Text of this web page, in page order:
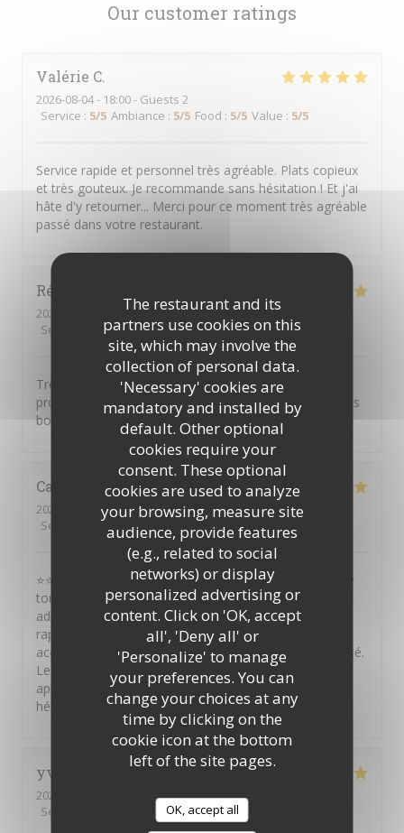
The restaurant and its
partners use cookies on this
site, which may involve the
collection of personal data.
'Necessary' cookies are
mandatory and installed by
default. Other optional
cookies require your
consent. These optional
cookies are used to analyze
your browsing, measure site
audience, provide features
(e.g., related to social
networks) or display
personalized advertising or
content. Click on 'OK, accept
all', 'Deny all' or
'Personalize' to manage
your preferences. You can
change your choices at any
time by clicking on the
cookie icon at the bottom
left of the site pages.
OK, accept all
Our customer ratings
Valérie C
2026-08-04- 18:00 - Guests 2
Service : 5/5 Ambiance : 5/5 Food : 5/5 Value : 5/5
Service rapide et personnel très agréable. Plats copieux
et très gouteux. Je recommande sans hésitation ! Et j'ai
hâte d'y retourner... Merci pour ce moment très agréable
passé dans votre restaurant.
Régine
2026-08-05
- 12:30 - Guests 7
Service
/5 Ambiance :5/5 Food: 5/5 Value:5/5
Très bon restaurant, le personnel est bienveillant et
professionnel. Merci encore pour cet accueil et pour les
bons plats.
Catina
2026-08-01
- 22:30 - Guests 10
Service
/5 Ambiance Food : /5 Value
⭐⭐⭐⭐⭐ Je recommande vivement ce restaurant ! Situé
tout près du Théâtre Mogador, c'est une excellente
adresse avant ou après un spectacle. Le service est
rapide, efficace et de grande qualité. L'équipe est
accueillante, attentive et tout est parfaitement organisé.
Les plats sont très bons et le rapport qualité-prix est
appréciable. Une adresse que je recommande sans
hésiter !
yves
2026-08-02
- 12:00 - Guests 11
Service
:5/5 Food: 5/5